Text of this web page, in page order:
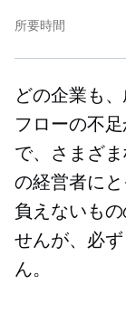
所要時間
どの企業も
フローの不
で、さまざ
の経営者に
負えないも
せんが、必
ん。